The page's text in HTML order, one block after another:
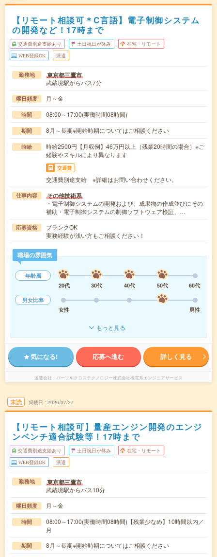
【リモート相談可＊C言語】電子制御システム
の開発など！17時まで
交通費別途支給あり 土日祝日が休み 在宅・リモート
WEB登録OK 派遣
勤務地 東京都三鷹市
武蔵境駅からバス7分
曜日頻度 月～金
時間 08:00～17:00(実働時間08時間)
期間 8月～長期※開始時期についてはご相談ください
時給
時給2500円【月収例】46万円以上（残業20時間の場合）※ご
経験やスキルにより異なります
交通費
交通費別途支給 ※詳細はお問い合わせください。
仕事内容 その他技術系
・電子制御システムの開発および、成果物の作成並びにその
補助・電子制御システムの制御ソフトウェア検証、…
応募資格
ブランクOK
実務経験が浅い方もご相談ください！
職場の雰囲気
年齢層
20代
30代 40代 50代
60代
男女比率
女性
男性
もっと見る
気になる! 応募へ進む 詳しく見る
派遣会社 パーソルクロステクノロジー株式会社機電系エンジニアサービス
未読 掲載日 2026/07/27
【リモート相談可】量産エンジン開発のエンジ
ンベンチ適合試験等！17時まで
交通費別途支給あり 土日祝日が休み 在宅・リモート
WEB登録OK 派遣
勤務地 東京都三鷹市
武蔵境駅からバス10分
曜日頻度 月～金
時間
08:00～17:00(実働時間08時間)【残業少なめ】10時間以内／
月
期間 8月～長期※開始時期についてはご相談ください